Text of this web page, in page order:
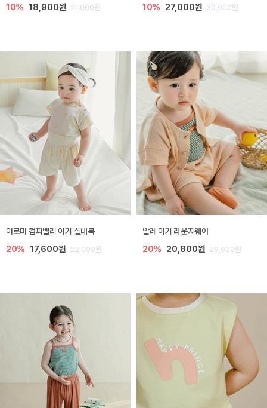
10% 18,900원 21,000원 10% 27,000원 30,000원
아로미 컴피벨리 아기 실내복
20% 17,600원 22,000원
알레 아기 라운지웨어
20% 20,800원 26,000원